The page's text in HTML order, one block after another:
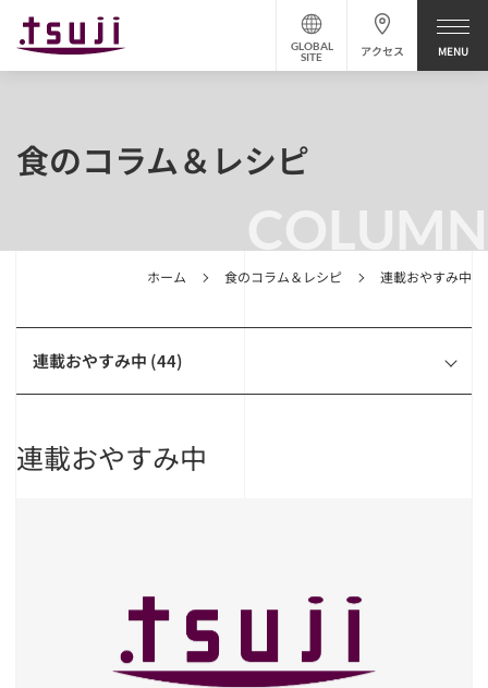
アクセス
GLOBAL
SITE
COLUMN
ホーム 食のコラム＆レシピ 連載おやすみ中
食のコラム＆レシピ
連載おやすみ中 (44)
連載おやすみ中